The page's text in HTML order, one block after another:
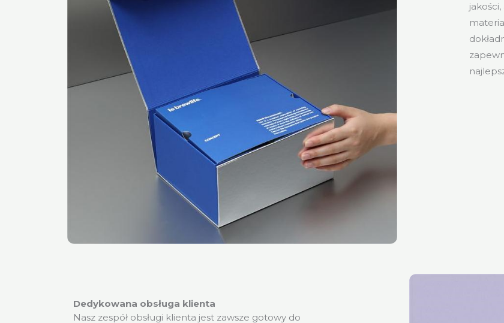
Dedykowana obsługa klienta
Nasz zespół obsługi klienta jest zawsze gotowy do